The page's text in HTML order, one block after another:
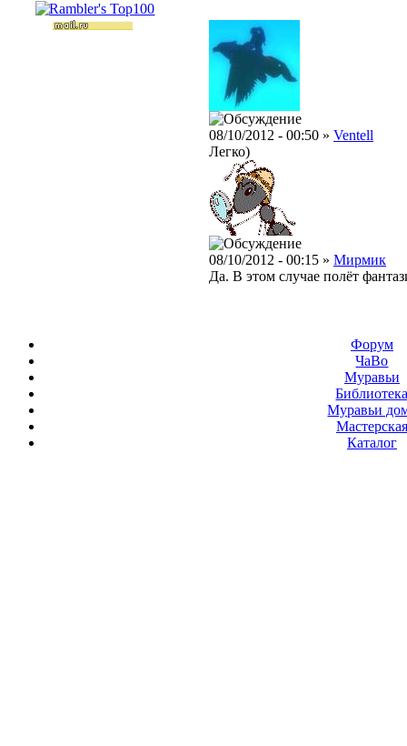
08/10/2012 - 00:50 » Ventell
Легко)
08/10/2012 - 00:15 » Мирмик
Да. В этом случае полёт
Форум
ЧаВо
Муравьи
Муравьи
Мастерская
Каталог